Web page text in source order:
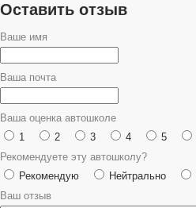
Оставить отзыв
Ваше имя
Ваша почта
Ваша оценка автошколе
1
2 3 4 5
Рекомендуете эту автошколу?
Рекомендую
Нейтрально
Ваш отзыв